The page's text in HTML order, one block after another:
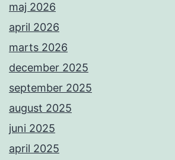
maj 2026
april 2026
marts 2026
december 2025
september 2025
august 2025
juni 2025
april 2025